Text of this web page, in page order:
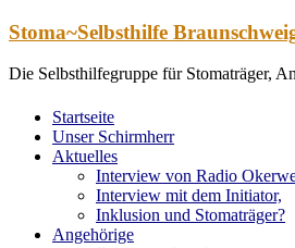
Zum
springen
Stoma~Selbsthilfe
Die Selbsthilfegruppe für Stomaträger,
Startseite
Unser Schirmherr
Aktuelles
Interview von Radio
Interview mit dem Initiator,
Inklusion und Stomaträger?
Angehörige